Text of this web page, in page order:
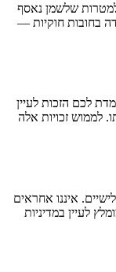
שלשמן נאסף
בחובות חוקיות —
הגנת הפרטיות, התשמ"א-1981, עומדת לכם הזכות לעיין
לממוש זכויות אלה
איננו אחראים
לעיין במדיניות